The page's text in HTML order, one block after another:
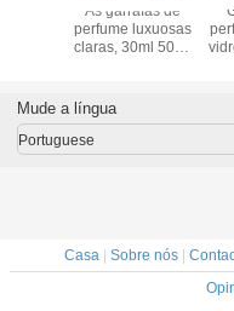
arte
As garrafas de
perfume luxuosas
claras, 30ml 50ml
perfume de vidro
do pulverizador
Mude a língua
Portuguese
Casa | Sobre nós |